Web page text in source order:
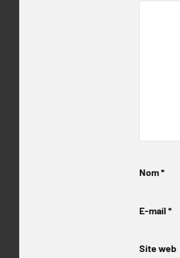
Nom*
E-mail *
Site web